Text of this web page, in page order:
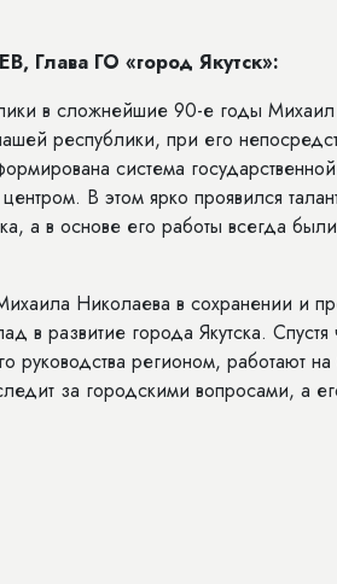
Глава ГО «город Якутск»:
в сложнейшие 90-е годы
республики, при его
система
В этом ярко проявился
а в основе его работы всегда
Николаева в сохранении и
в развитие города Якутска.
руководства регионом, работают
за городскими вопросами, а